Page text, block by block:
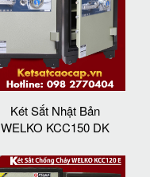
Két Sắt Nhật Bản
WELKO KCC150 DK